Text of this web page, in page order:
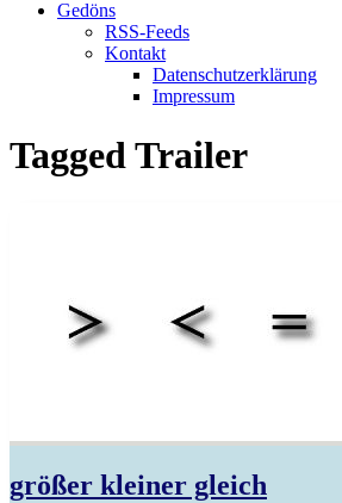
Gedöns
RSS-Feeds
Kontakt
Datenschutzerklärung
Impressum
Tagged Trailer
größer kleiner gleich